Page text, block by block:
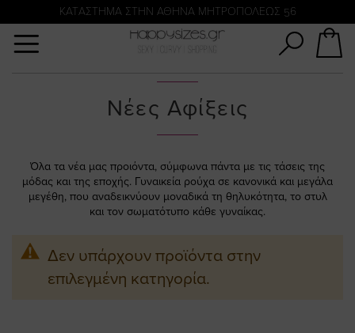
KATΑΣΤΗΜΑ ΣΤΗΝ ΑΘΗΝΑ ΜΗΤΡΟΠΟΛΕΩΣ 56
Νέες Αφίξεις
Όλα τα νέα μας προιόντα, σύμφωνα πάντα με τις τάσεις της
μόδας και της εποχής. Γυναικεία ρούχα σε κανονικά και μεγάλα
μεγέθη, που αναδεικνύουν μοναδικά τη θηλυκότητα, το στυλ
και τον σωματότυπο κάθε γυναίκας.
Δεν υπάρχουν προϊόντα στην
επιλεγμένη κατηγορία.
Αναζήτηση